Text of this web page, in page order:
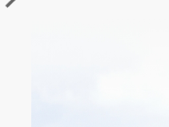
著礁岸，旺盛的侵蝕作